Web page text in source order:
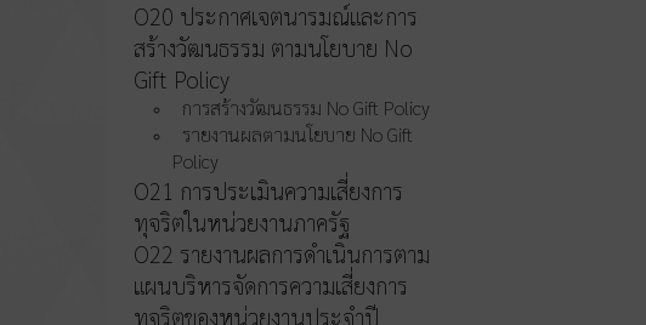
O20 ประกาศเจตนารมณ์และการ
สร้างวัฒนธรรม ตามนโยบาย No
Gift Policy
การสร้างวัฒนธรรม No Gift Policy
รายงานผลตามนโยบาย No Gift
Policy
O21 การประเมินความเสี่ยงการ
ทุจริตในหน่วยงานภาครัฐ
O22 รายงานผลการดำเนินการตาม
แผนบริหารจัดการความเสี่ยงการ
ทุจริตของหน่วยงานประจำปี